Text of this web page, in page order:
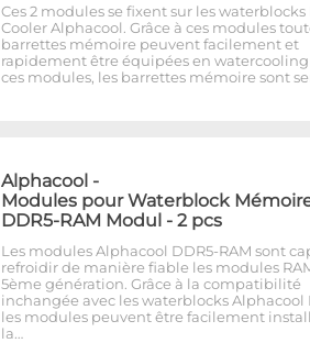
Ces 2 modules se fixent sur les waterblocks
Cooler Alphacool. Grâce à ces modules
barrettes mémoire peuvent facilement et
rapidement être équipées en watercooling
ces modules, les barrettes mémoire sont
Alphacool -
Modules pour Waterblock
DDR5-RAM Modul - 2 pcs
Les modules Alphacool DDR5-RAM sont
refroidir de manière fiable les modules
5ème génération. Grâce à la compatibilité
inchangée avec les waterblocks Alphacool
les modules peuvent être facilement
la…